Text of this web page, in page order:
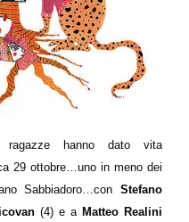
ragazze hanno dato vita
29 ottobre…uno in meno dei
Sabbiadoro…con Stefano
(4) e a Matteo Realini